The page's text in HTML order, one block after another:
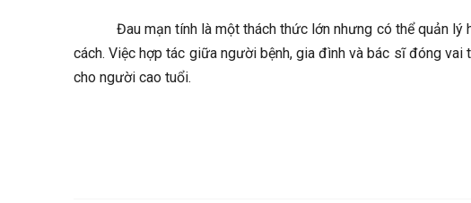
Đau mạn tính là một thách thức lớn nhưng có thể quản
cách. Việc hợp tác giữa người bệnh, gia đình và bác sĩ đóng
cho người cao tuổi.